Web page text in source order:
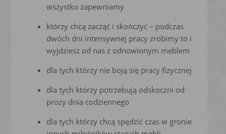
wszystko zapewniamy
którzy chcą zacząć i skończyć – podczas
dwóch dni intensywnej pracy zrobimy to i
wyjdziesz od nas z odnowionym meblem
dla tych którzy nie boją się pracy fizycznej
dla tych którzy potrzebują odskoczni od
prozy dnia codziennego
dla tych którzy chcą spędzić czas w gronie